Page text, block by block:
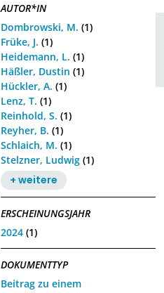
AUTOR*IN
Dombrowski, M. (1)
Früke, J. (1)
Heidemann, L. (1)
Häßler, Dustin (1)
Hückler, A. (1)
Lenz, T. (1)
Reinhold, S. (1)
Reyher, B. (1)
Schlaich, M. (1)
Stelzner, Ludwig (1)
+ weitere
ERSCHEINUNGSJAHR
2024 (1)
DOKUMENTTYP
Beitrag zu einem